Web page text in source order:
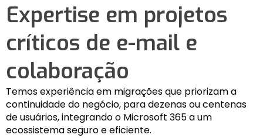
Expertise em projetos
críticos de e-mail e
colaboração
Temos experiência em migrações que priorizam a
continuidade do negócio, para dezenas ou centenas
de usuários, integrando o Microsoft 365 a um
ecossistema seguro e eficiente.